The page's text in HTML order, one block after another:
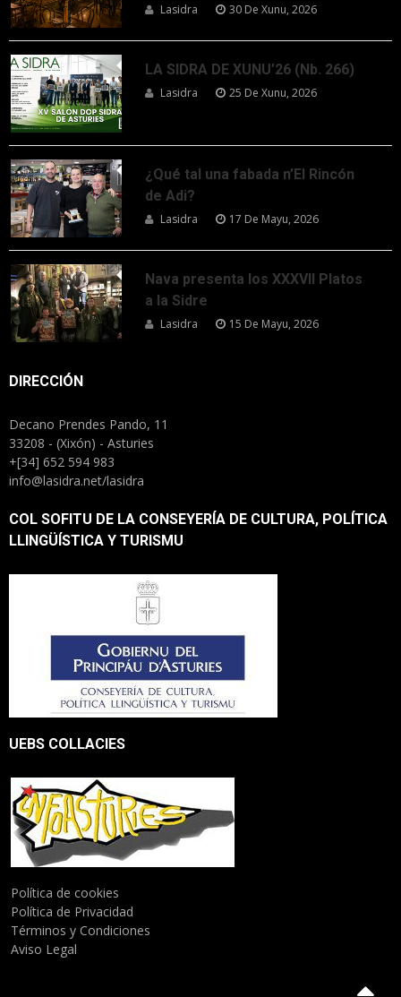
Lasidra 30 De Xunu, 2026
LA SIDRA DE XUNU’26 (Nb. 266)
Lasidra 25 De Xunu, 2026
¿Qué tal una fabada n’El Rincón
de Adi?
Lasidra 17 De Mayu, 2026
Nava presenta los XXXVII Platos
a la Sidre
Lasidra 15 De Mayu, 2026
DIRECCIÓN
Decano Prendes Pando, 11
33208 - (Xixón) - Asturies
+[34] 652 594 983
info@lasidra.net/lasidra
COL SOFITU DE LA CONSEYERÍA DE CULTURA, POLÍTICA
LLINGÜÍSTICA Y TURISMU
UEBS COLLACIES
Política de cookies
Política de Privacidad
Términos y Condiciones
Aviso Legal